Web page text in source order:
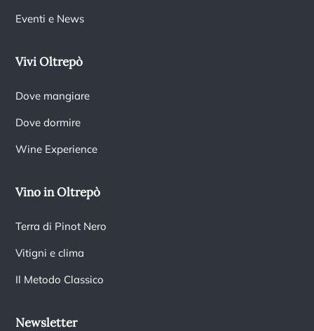
Eventi e News
Vivi Oltrepò
Dove mangiare
Dove dormire
Wine Experience
Vino in Oltrepò
Terra di Pinot Nero
Vitigni e clima
Il Metodo Classico
Newsletter